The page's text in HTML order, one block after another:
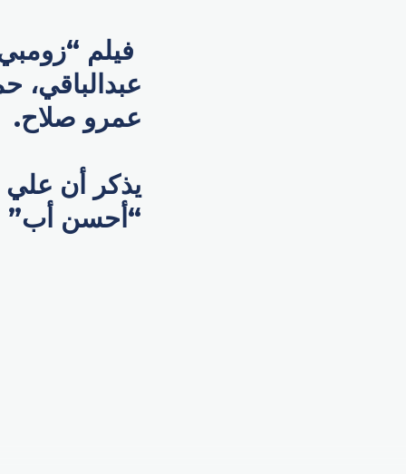
فيلم
عبدالباقي،
عمرو صلاح.
“أحسن أب”